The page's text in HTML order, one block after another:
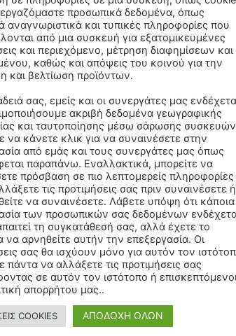
τον ιστότοπό μου σε αυτό το πρόγραμμα
προσωπικά δεδομένα, όπως
αναγνωριστικά και τυπικές πληροφορίες που
από μια συσκευή για εξατομικευμένες
και περιεχόμενο, μέτρηση διαφημίσεων και
καθώς και απόψεις του κοινού για την
και βελτίωση προϊόντων.
σας, εμείς και οι συνεργάτες μας
ακριβή δεδομένα γεωγραφικής
και ταυτοποίησης μέσω σάρωσης
να κάνετε κλικ για να συναινέσετε στην
από εμάς και τους συνεργάτες μας όπως
παραπάνω. Εναλλακτικά, μπορείτε να
πρόσβαση σε πιο λεπτομερείς πληροφορίες
τις προτιμήσεις σας πριν συναινέσετε ή
να συναινέσετε. Λάβετε υπόψη ότι κάποια
των προσωπικών σας δεδομένων
τη συγκατάθεσή σας, αλλά έχετε το
να αρνηθείτε αυτήν την επεξεργασία. Οι
σας θα ισχύουν μόνο για αυτόν τον
πάντα να αλλάξετε τις προτιμήσεις σας
σε αυτόν τον ιστότοπο ή
απορρήτου μας..
COOKIES ΑΠΟΔΟΧΗ ΟΛΩΝ